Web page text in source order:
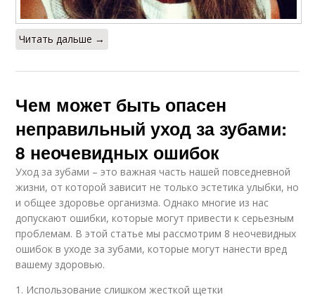
Читать дальше →
Чем может быть опасен
неправильный уход за зубами:
8 неочевидных ошибок
Уход за зубами – это важная часть нашей повседневной
жизни, от которой зависит не только эстетика улыбки, но
и общее здоровье организма. Однако многие из нас
допускают ошибки, которые могут привести к серьезным
проблемам. В этой статье мы рассмотрим 8 неочевидных
ошибок в уходе за зубами, которые могут нанести вред
вашему здоровью.
1. Использование слишком жесткой щетки